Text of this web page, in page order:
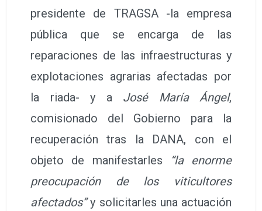
presidente de TRAGSA -la empresa
pública que se encarga de las
reparaciones de las infraestructuras y
explotaciones agrarias afectadas por
la riada- y a José María Ángel,
comisionado del Gobierno para la
recuperación tras la DANA, con el
objeto de manifestarles “la enorme
preocupación de los viticultores
afectados”y solicitarles una actuación